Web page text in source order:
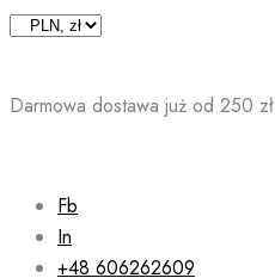
Skip
Darmowa dostawa już od 250 zł
Fb
In
+48 606262609